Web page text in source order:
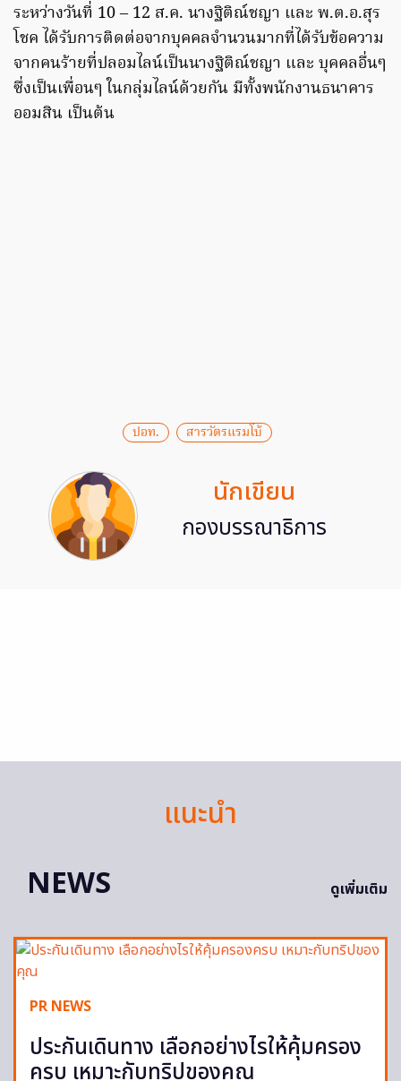
ระหว่างวันที่ 10 – 12 ส.ค. นางฐิติณ์ชญา และ พ.ต.อ.สุร
โชค ได้รับการติดต่อจากบุคคลจำนวนมากที่ได้รับข้อความ
จากคนร้ายที่ปลอมไลน์เป็นนางฐิติณ์ชญา และ บุคคลอื่นๆ
ซึ่งเป็นเพื่อนๆ ในกลุ่มไลน์ด้วยกัน มีทั้งพนักงานธนาคาร
ออมสิน เป็นต้น
ปอท. สารวัตรแรมโบ้
นักเขียน
กองบรรณาธิการ
แนะนำ
NEWS
ดูเพิ่มเติม
PR NEWS
ประกันเดินทาง เลือกอย่างไรให้คุ้มครอง
ครบ เหมาะกับทริปของคุณ